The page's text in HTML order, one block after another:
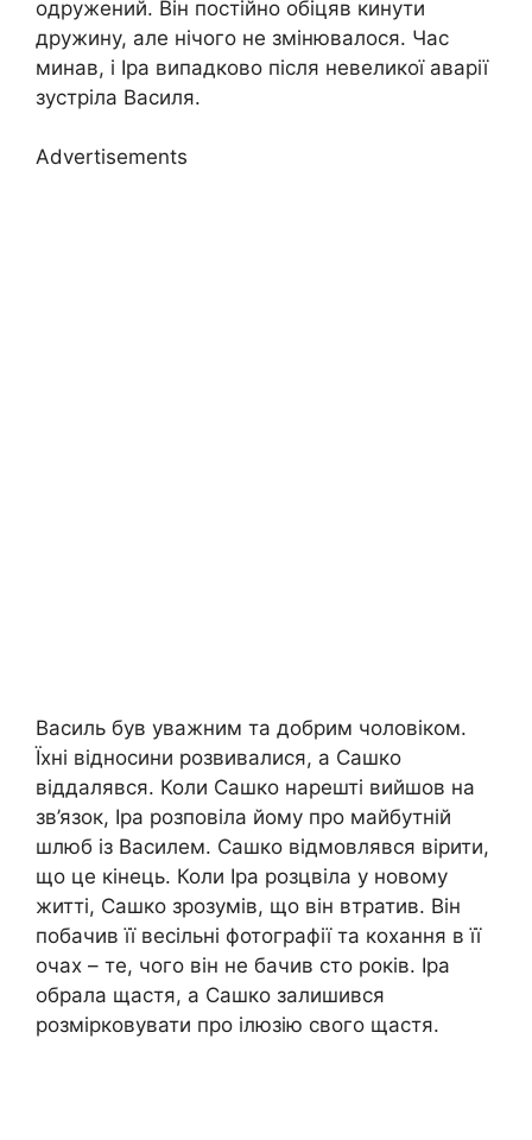
одружений. Він постійно обіцяв кинути
дружину, але нічого не змінювалося. Час
минав, і Іра випадково після невеликої аварії
зустріла Василя.
Advertisements
Василь був уважним та добрим чоловіком.
Їхні відносини розвивалися, а Сашко
віддалявся. Коли Сашко нарешті вийшов на
зв’язок, Іра розповіла йому про майбутній
шлюб із Василем. Сашко відмовлявся вірити,
що це кінець. Коли Іра розцвіла у новому
житті, Сашко зрозумів, що він втратив. Він
побачив її весільні фотографії та кохання в її
очах – те, чого він не бачив сто років. Іра
обрала щастя, а Сашко залишився
розмірковувати про ілюзію свого щастя.